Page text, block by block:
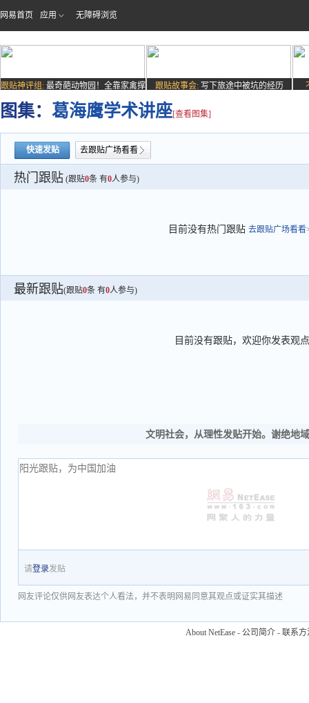
网易首页 应用 无障碍浏览
跟贴神评组: 最奇葩动物园！全靠家禽撑
场子
跟贴故事会: 写下旅途中被坑的经历
图集： 葛海鹰学术讲座[查看图集]
快速发贴 去跟贴广场看看
热门跟贴 (跟贴0条 有0人参与)
目前没有热门跟贴 去跟贴广场看看
最新跟贴(跟贴0条 有0人参与)
目前没有跟贴，欢迎你发表观点
文明社会，从理性发贴开始。谢绝地
请登录发贴
网友评论仅供网友表达个人看法，并不表明网易同意其观点或证实其描述
About NetEase - 公司简介 - 联系方